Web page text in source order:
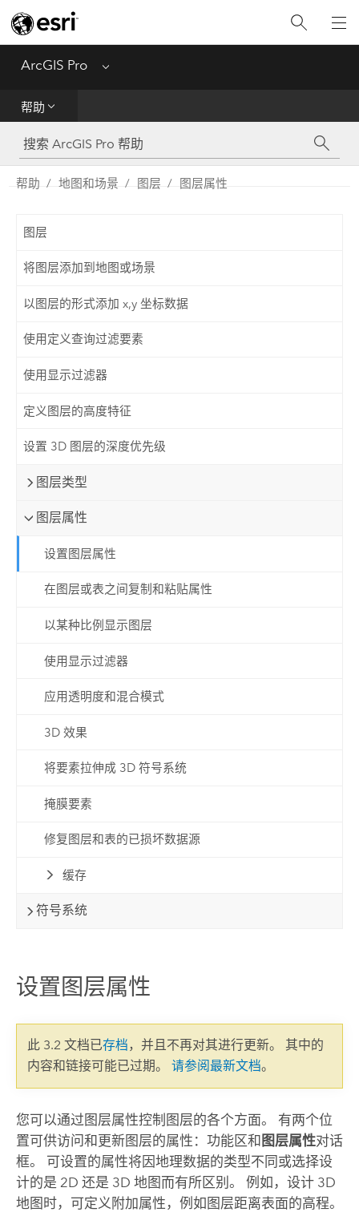
ArcGIS Pro Menu
帮助
工具参考
Python
帮助 地图和场景 图层 图层属性
图层
将图层添加到地图或场景
以图层的形式添加 x,y 坐标数据
使用定义查询过滤要素
使用显示过滤器
定义图层的高度特征
设置 3D 图层的深度优先级
图层类型
图层属性
设置图层属性
在图层或表之间复制和粘贴属性
以某种比例显示图层
使用显示过滤器
应用透明度和混合模式
3D 效果
将要素拉伸成 3D 符号系统
掩膜要素
修复图层和表的已损坏数据源
缓存
符号系统
设置图层属性
此 3.2 文档已存档，并且不再对其进行更新。 其中的
内容和链接可能已过期。 请参阅最新文档。
您可以通过图层属性控制图层的各个方面。 有两个位
置可供访问和更新图层的属性：功能区和 图层属性对话
框。 可设置的属性将因地理数据的类型不同或选择设
计的是 2D 还是 3D 地图而有所区别。 例如，设计 3D
地图时，可定义附加属性，例如图层距离表面的高程。